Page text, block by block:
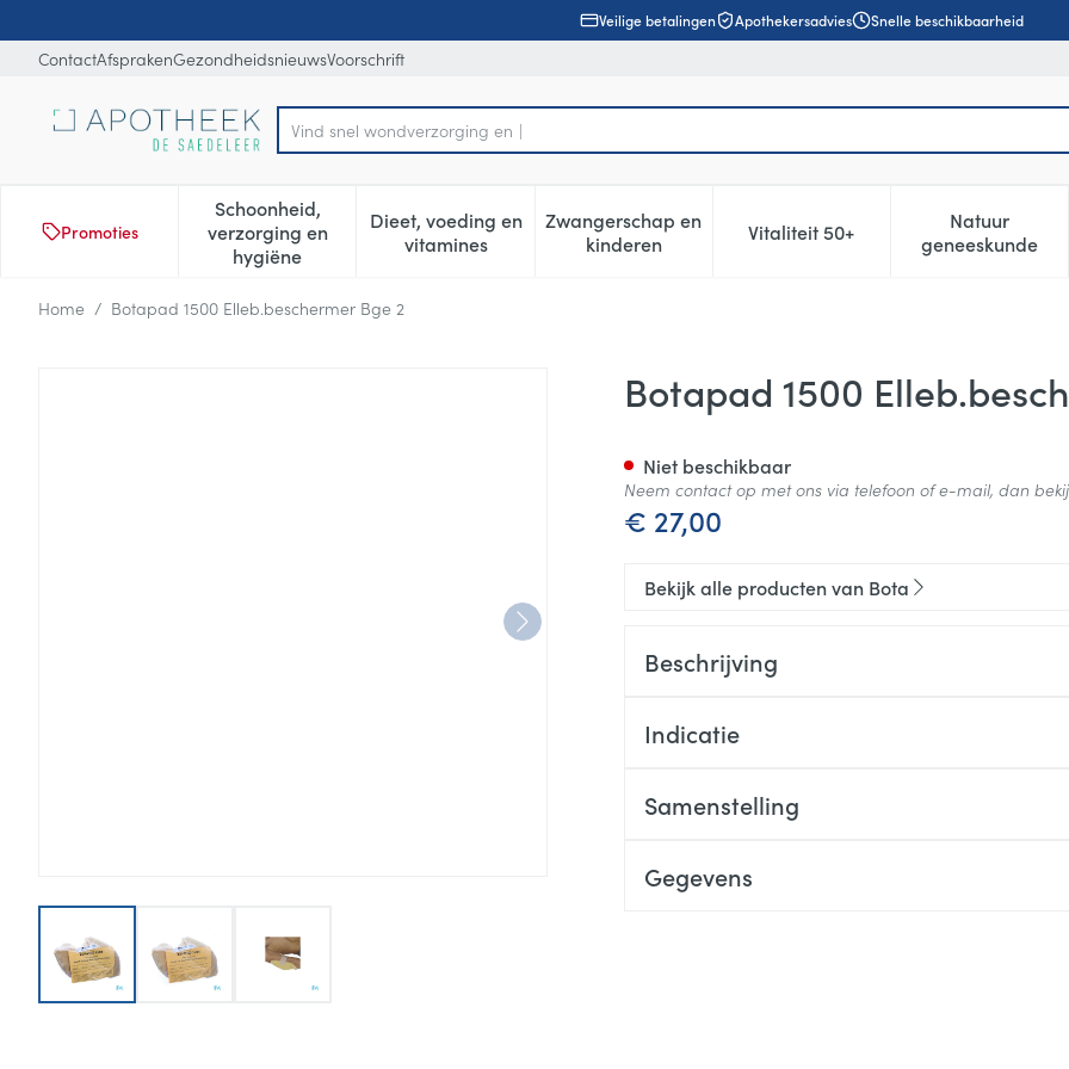
Veilige betalingen Apothekersadvies Snelle beschikbaarheid
ContactAfsprakenGezondheidsnieuwsVoorschrift
Product, merk, categorie...
Promoties
Schoonheid,
verzorging en
hygiëne
Toon submenu voor Schoonheid, verzorging en hygiëne categorie
Dieet, voeding en
vitaminesToon submenu voor Dieet, voeding en vitamines categorie
Zwangerschap en
kinderenToon submenu voor Zwangerschap en kinderen
Vitaliteit 50+Toon submenu voor Vitaliteit
Natuur
geneeskunde
Toon
Home / Botapad 1500 Elleb.beschermer Bge 2
Botapad 1500 Elleb.beschermer Bge 2Botapad 1500
€ 27,00
Niet beschikbaar
Neem contact op met ons via telefoon of e-mail, dan
Bekijk alle producten van Bota
Beschrijving
Indicatie
Samenstelling
Gegevens